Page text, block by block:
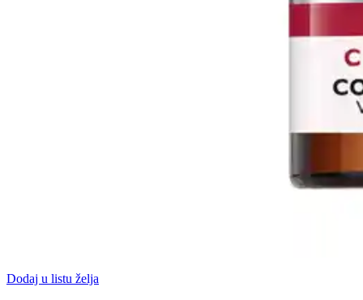
Dodaj u listu želja